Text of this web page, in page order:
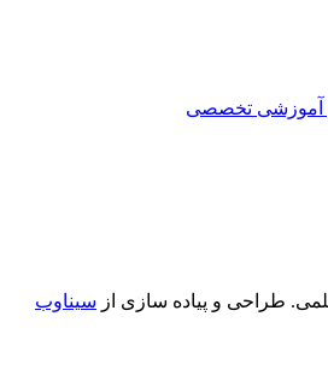
آموزشی تخصصی
طراحی و پیاده سازی از سیناوب